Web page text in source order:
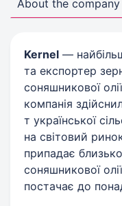
About the company
Kernel —
та експортер
соняшникової
компанія
т української
на світовий
припадає
соняшникової
постачає до